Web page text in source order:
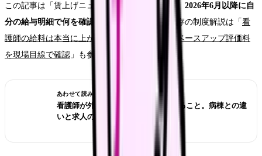
この記事は「賃上げニュースの解説」ではなく、 2026年6月以降に自
分の給与明細で何を確認するか
に絞ります。既存の制度解説は「看
護師の給料は本当に上がる？2026年の賃上げ・ベースアップ評価料
を現場目線で確認 」も参考にしてください。
あわせて読みたい
看護師が外来へ転職する前に確認すること。病棟との違
いと求人の見方